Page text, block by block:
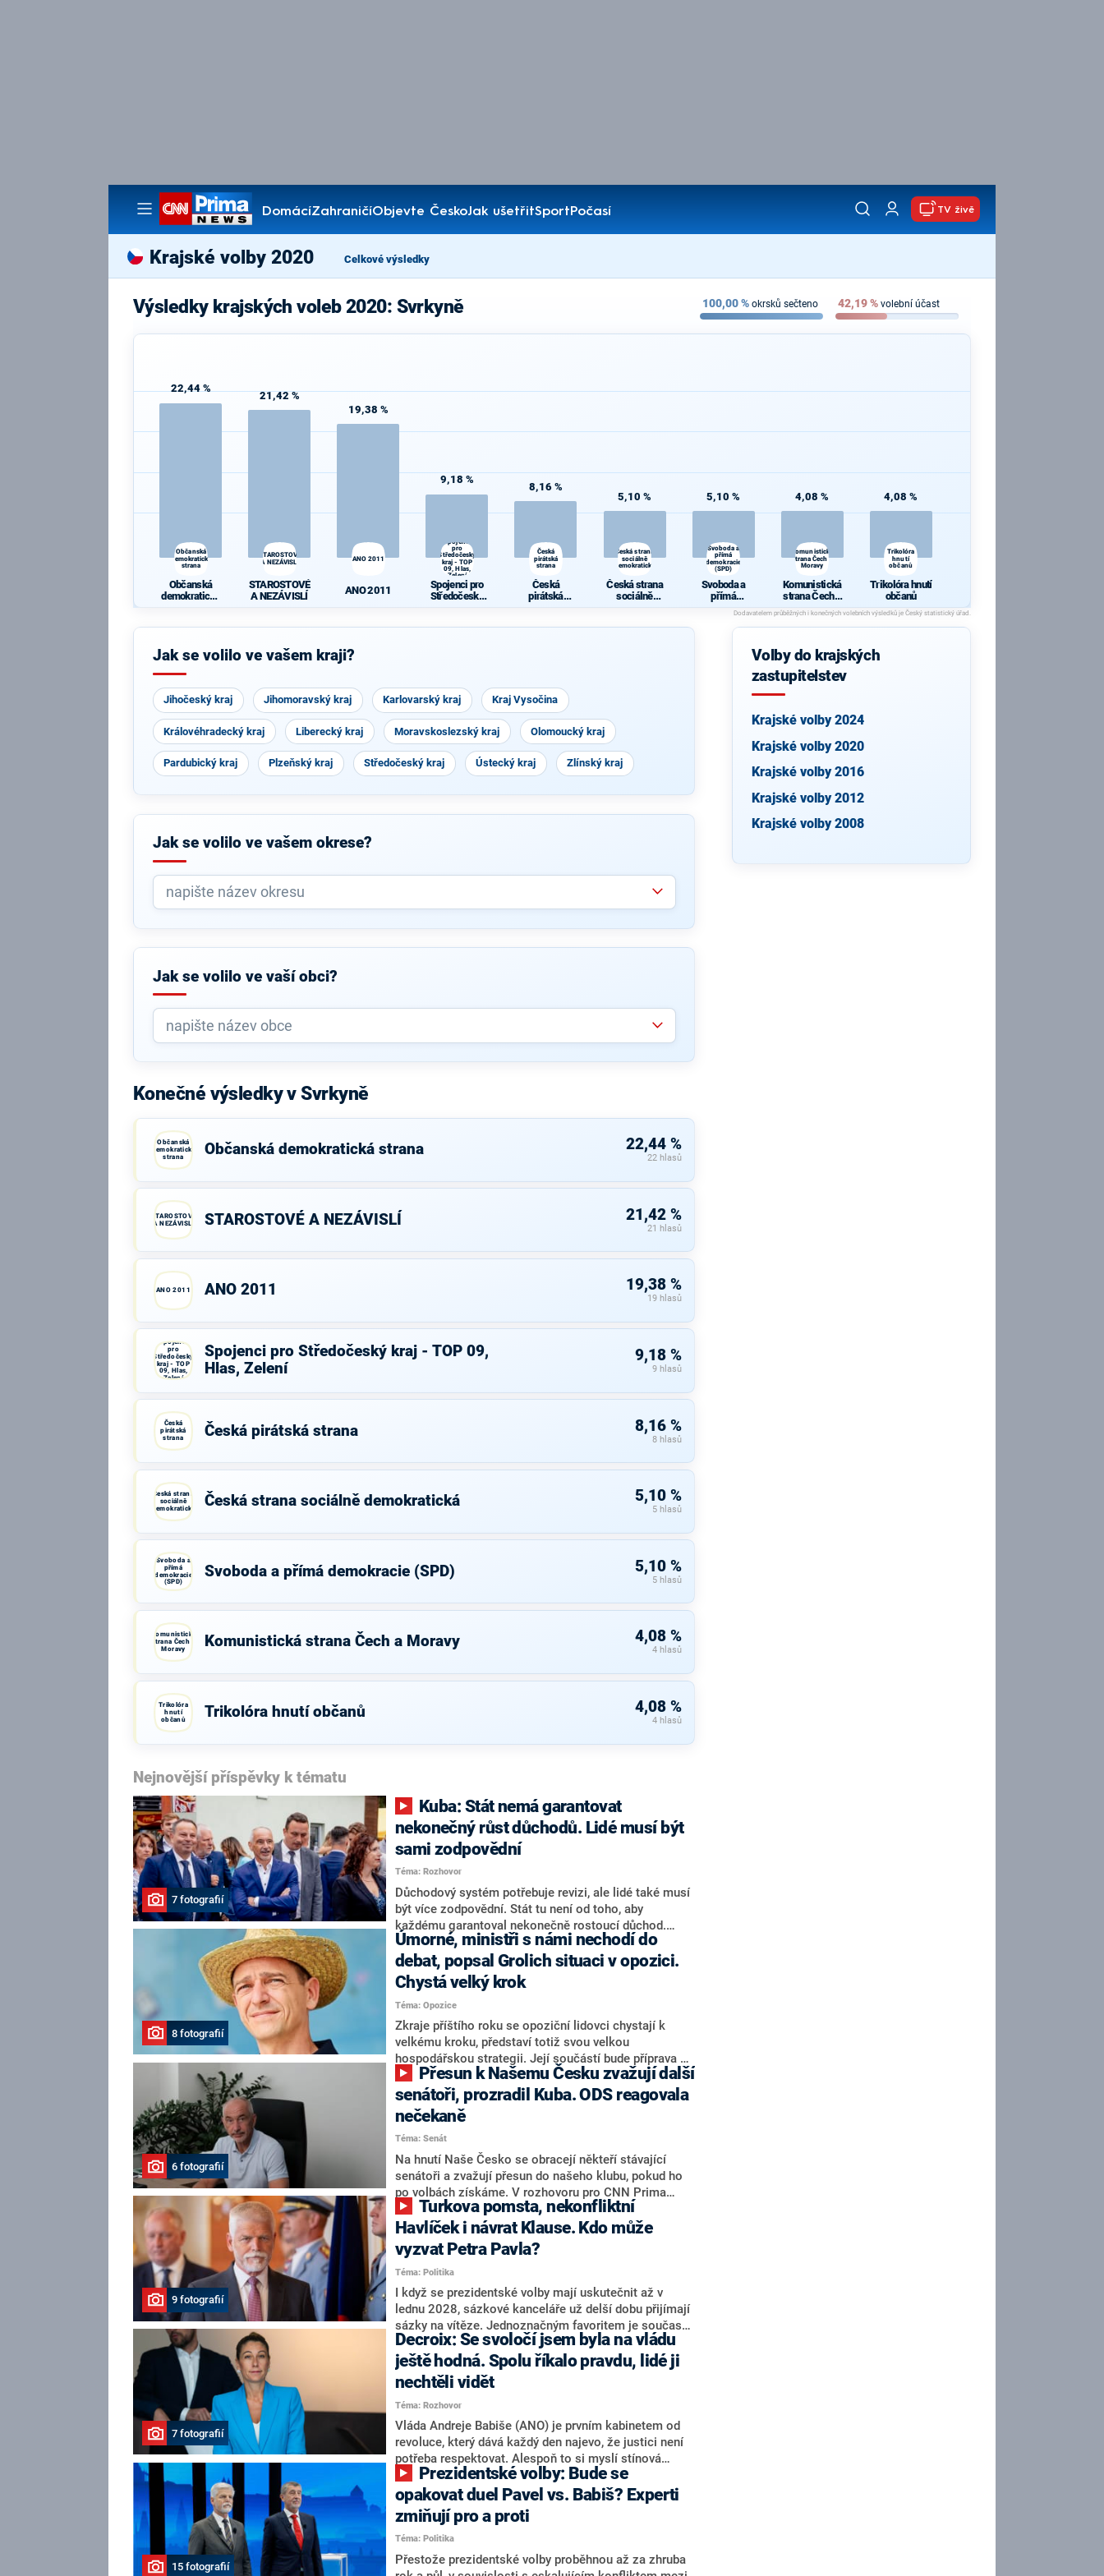
DomácíZahraničíObjevte ČeskoJak ušetřitSportPočasí
Pořady
TV živě
Krajské volby 2020 Celkové výsledky
Výsledky krajských voleb 2020: Svrkyně 100,00% okrsků sečteno 42,19% volební účast
22,44 %
Občanská
demokratická
strana
Občanská
demokratická
21,42 %
STAROSTOVÉ
A NEZÁVISLÍ
STAROSTOVÉ
A NEZÁVISLÍ
19,38 %
ANO 2011
ANO 2011
9,18 %
Spojenci
pro
Středočeský
kraj - TOP
09, Hlas,
Zelení
Spojenci pro
Středočeský
8,16 %
Česká
pirátská
strana
Česká
pirátská
5,10 %
Česká strana
sociálně
demokratická
Česká strana
sociálně
demokratická
5,10 %
Svoboda a
přímá
demokracie
(SPD)
Svoboda a
přímá
demokracie
(SPD)
4,08 %
Komunistická
strana Čech a
Moravy
Komunistická
strana Čech a
Moravy
4,08 %
Trikolóra
hnutí
občanů
Trikolóra hnutí
občanů
Jak se volilo ve vašem kraji?
Jihočeský kraj Jihomoravský kraj Karlovarský kraj Kraj Vysočina
Královéhradecký kraj Liberecký kraj Moravskoslezský kraj Olomoucký kraj
Pardubický kraj Plzeňský kraj Středočeský kraj Ústecký kraj Zlínský kraj
Jak se volilo ve vašem okrese?
Jak se volilo ve vaší obci?
Konečné výsledky v Svrkyně
Občanská
demokratická
strana
Občanská demokratická strana 22,44 %
22 hlasů
STAROSTOVÉ
A NEZÁVISLÍ
STAROSTOVÉ A NEZÁVISLÍ 21,42 %
21 hlasů
ANO 2011 ANO 2011 19,38 %
19 hlasů
Spojenci
pro
Středočeský
kraj - TOP
09, Hlas,
Zelení
Spojenci pro Středočeský kraj - TOP 09,
Hlas, Zelení
9,18 %
9 hlasů
Česká
pirátská
strana
Česká pirátská strana 8,16 %
8 hlasů
Česká strana
sociálně
demokratická
Česká strana sociálně demokratická 5,10 %
5 hlasů
Svoboda a
přímá
demokracie
(SPD)
Svoboda a přímá demokracie (SPD) 5,10 %
5 hlasů
Komunistická
strana Čech a
Moravy
Komunistická strana Čech a Moravy 4,08 %
4 hlasů
Trikolóra
hnutí
občanů
Trikolóra hnutí občanů 4,08 %
4 hlasů
Nejnovější příspěvky k tématu
7 fotografií
nekonečný růst důchodů. Lidé musí být
sami zodpovědní
Téma: Rozhovor
Důchodový systém potřebuje revizi, ale lidé také musí
být více zodpovědní. Stát tu není od toho, aby
každému garantoval nekonečně rostoucí důchod.
Chybí tu nový systém a my ho představíme,řekl
hejtman Jihočeského kraje a předseda hnutí Naše
Česko Martin Kuba v rozhovoru pro CNN Prima NEWS.
V čele státu pak podle něj nemůže být člověk, který by
střetem zájmů omezoval čerpání financí a rozvoj,
dodal. Řešení u Andreje Babiše ale hodnotit nechtěl.
8 fotografií
Úmorné, ministři s námi nechodí do
debat, popsal Grolich situaci v opozici.
Chystá velký krok
Téma: Opozice
Zkraje příštího roku se opoziční lidovci chystají k
velkému kroku, představí totiž svou velkou
hospodářskou strategii. Její součástí bude příprava na
stárnutí populace, řekl ve středu na setkání s novináři
nový předseda lidovců Jan Grolich. Ten zároveň v
senátních volbách kandiduje ve Vyškově. Popsal i
aktivitu opozice, o níž vládní strany nebo političtí
komentátoři mluví jako o slabé a v defenzivě. „Je to
úmorná práce upozorňovat na chyby vlády. Ministři s
námi navíc nechodí do debat. Chceme ale ukazovat
svoje témata,“ odpověděl Grolich na dotaz CNN Prima
NEWS.
6 fotografií
senátoři, prozradil Kuba. ODS reagovala
nečekaně
Téma: Senát
Na hnutí Naše Česko se obracejí někteří stávající
senátoři a zvažují přesun do našeho klubu, pokud ho
po volbách získáme. V rozhovoru pro CNN Prima
NEWS to řekl zakladatel hnutí a jihočeský hejtman
Martin Kuba. Konkrétní nebyl, ale získat by takto mohl
například senátora Zdeňka Hrabu, který je dnes
součástí klubu ODS a TOP 09. Hraba to na dotaz
redakce nevyloučil. Předseda klubu senátorů ODS
Zdeněk Nytra redakci řekl, že počítá s odchodem
některých senátorů z klubu a že Naše Česko není
nepřítel, ale soupeř.
9 fotografií
Havlíček i návrat Klause. Kdo může
vyzvat Petra Pavla?
Téma: Politika
I když se prezidentské volby mají uskutečnit až v
lednu 2028, sázkové kanceláře už delší dobu přijímají
sázky na vítěze. Jednoznačným favoritem je současná
hlava státu Petr Pavel. Daleko za ním pak bookmakeři
zmiňují dva výrazné politiky ANO, tedy premiéra
Andreje Babiše a ministra průmyslu Karla Havlíčka.
Oblíbeným tipem samotných sázkařů je poslanec za
Motoristy Filip Turek. Politolog Jan Kubáček nicméně
o případné kandidatuře kohokoliv ze zmíněné trojice
značně pochybuje. Podle něj současná koalice dosud
nemá osobu, která by Pavlovi mohla konkurovat.
7 fotografií
Decroix: Se svoločí jsem byla na vládu
ještě hodná. Spolu říkalo pravdu, lidé ji
nechtěli vidět
Téma: Rozhovor
Vláda Andreje Babiše (ANO) je prvním kabinetem od
revoluce, který dává každý den najevo, že justici není
potřeba respektovat. Alespoň to si myslí stínová
ministryně spravedlnosti ODS Eva Decroix. V
rozhovoru pro CNN Prima NEWS si nebrala servítky
ohledně politického výkonu svého nástupce Jeronýma
Tejce (za ANO) či vládní zmocněnkyně pro lidská
práva Taťány Malé (ANO). Označením „svoloč“ na
adresu vlády prý byla ještě hodná. Decroix se také
15 fotografií
opakovat duel Pavel vs. Babiš? Experti
zmiňují pro a proti
Téma: Politika
Přestože prezidentské volby proběhnou až za zhruba
Volby do krajských
zastupitelstev
Krajské volby 2024
Krajské volby 2020
Krajské volby 2016
Krajské volby 2012
Krajské volby 2008